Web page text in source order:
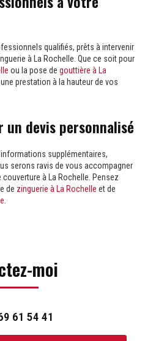
qualifiés, prêts à intervenir
à La Rochelle. Que ce soit pour
ou la pose de gouttière à La
prestation à la hauteur de vos
devis personnalisé
supplémentaires,
serons ravis de vous accompagner
à La Rochelle. Pensez
de zinguerie à La Rochelle et de
.
moi
61 54 41